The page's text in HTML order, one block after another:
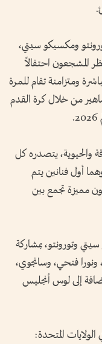
ومكسيكو سيتي،
المشجعون احتفالاً
ومتزامنة تقام للمرة
من خلال كرة القدم
والحيوية، يتصدره كل
أول فنانين يتم
مميزة تجمع بين
وتورونتو، بمشاركة
ونورا فتحي، وسانجوي،
إلى لوس أنجليس
الولايات المتحدة: